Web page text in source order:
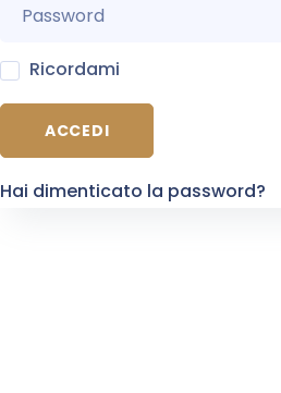
Ricordami
ACCEDI
Hai dimenticato la password?